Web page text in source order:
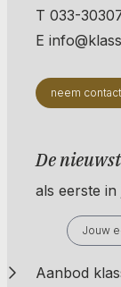
T 033-
E
neem
De
als eerste
Aanbod